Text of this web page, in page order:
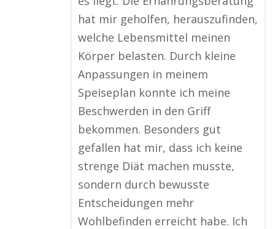
hat mir geholfen, herauszufinden,
welche Lebensmittel meinen
Körper belasten. Durch kleine
Anpassungen in meinem
Speiseplan konnte ich meine
Beschwerden in den Griff
bekommen. Besonders gut
gefallen hat mir, dass ich keine
strenge Diät machen musste,
sondern durch bewusste
Entscheidungen mehr
Wohlbefinden erreicht habe. Ich